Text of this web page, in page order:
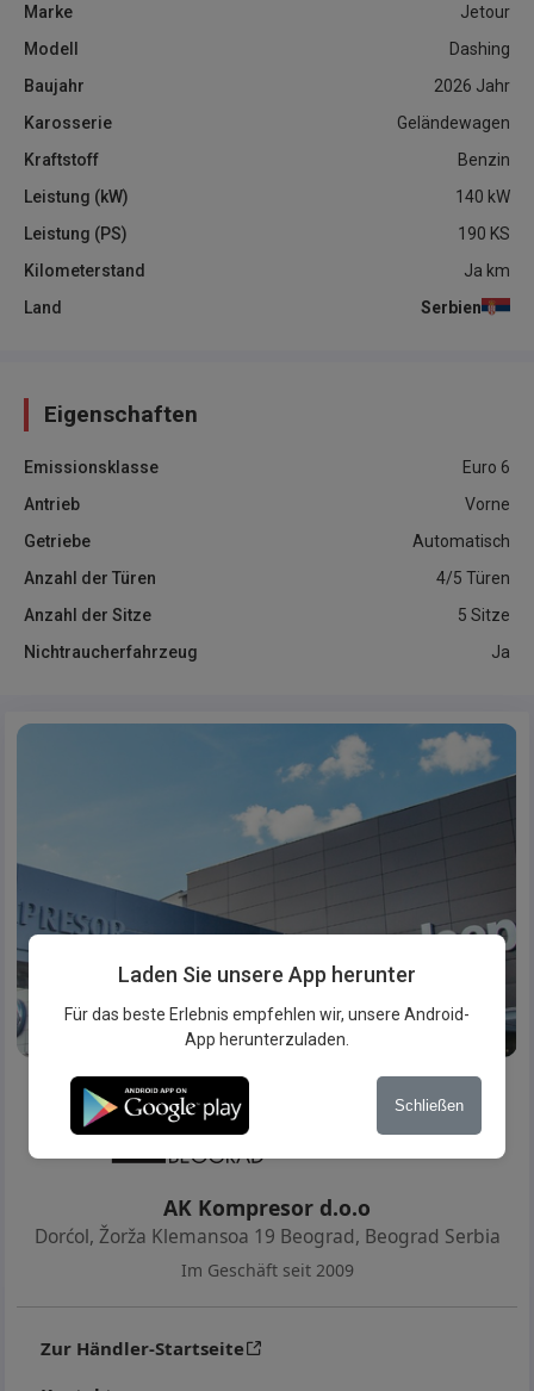
Marke
Jetour
Modell
Dashing
Baujahr
2026 Jahr
Karosserie
Geländewagen
Kraftstoff
Benzin
Leistung (kW)
140 kW
Leistung (PS)
190 KS
Kilometerstand
Ja km
Land
Serbien
Eigenschaften
Emissionsklasse
Euro 6
Antrieb
Vorne
Getriebe
Automatisch
Anzahl der Türen
4/5 Türen
Anzahl der Sitze
5 Sitze
Nichtraucherfahrzeug
Ja
AK Kompresor d.o.o
Dorćol, Žorža Klemansoa 19 Beograd, Beograd Serbia
Im Geschäft seit 2009
Zur Händler-Startseite
Laden Sie unsere App herunter
Für das beste Erlebnis empfehlen wir, unsere Android-
App herunterzuladen.
Schließen